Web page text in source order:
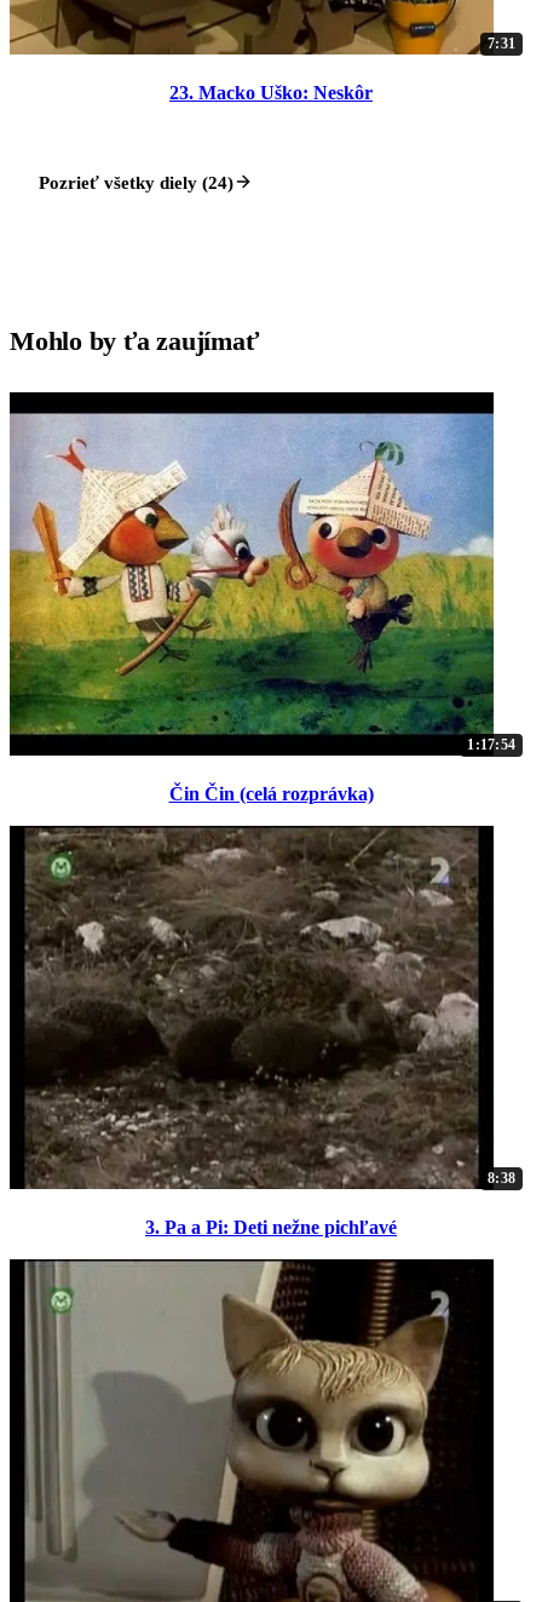
7:31
23. Macko Uško: Neskôr
Pozrieť všetky diely (24)
Mohlo by ťa zaujímať
1:17:54
Čin Čin (celá rozprávka)
8:38
3. Pa a Pi: Deti nežne pichľavé